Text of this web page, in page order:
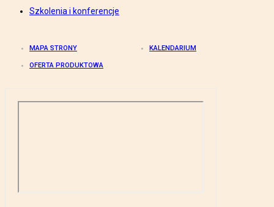
Szkolenia i konferencje
MAPA STRONY KALENDARIUM
OFERTA PRODUKTOWA